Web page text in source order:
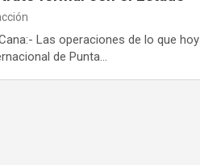
Las operaciones de lo que hoy
de Punta…